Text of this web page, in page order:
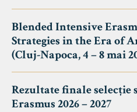
Blended Intensive
Strategies in the Era of
(Cluj-Napoca, 4 – 8 mai
Rezultate finale
Erasmus 2026 – 2027